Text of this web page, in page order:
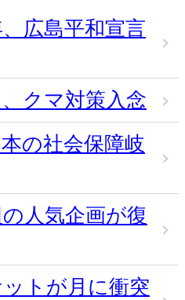
広島平和宣言
クマ対策入念
の社会保障岐
人気企画が復
トが月に衝突